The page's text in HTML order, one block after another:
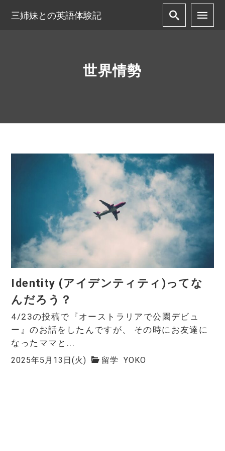
三姉妹との英語体験記
世界情勢
Identity (アイデンティティ)ってな
んだろう？
4/23の投稿で『オーストラリアで公園デビュ
ー』のお話をしたんですが、 その時にお友達に
なったママと...
2025年5月13日(火) 留学 YOKO